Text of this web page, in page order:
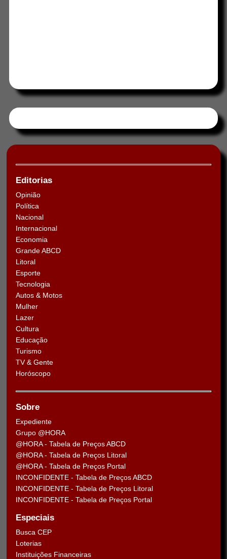
Editorias
Opinião
Política
Nacional
Internacional
Economia
Grande ABCD
Litoral
Esporte
Tecnologia
Autos & Motos
Mulher
Lazer
Cultura
Educação
Turismo
TV & Gente
Horóscopo
Sobre
Expediente
Grupo @HORA
@HORA - Tabela de Preços ABCD
@HORA - Tabela de Preços Litoral
@HORA - Tabela de Preços Portal
INCONFIDENTE - Tabela de Preços ABCD
INCONFIDENTE - Tabela de Preços Litoral
INCONFIDENTE - Tabela de Preços Portal
Especiais
Busca CEP
Loterias
Instituições Financeiras